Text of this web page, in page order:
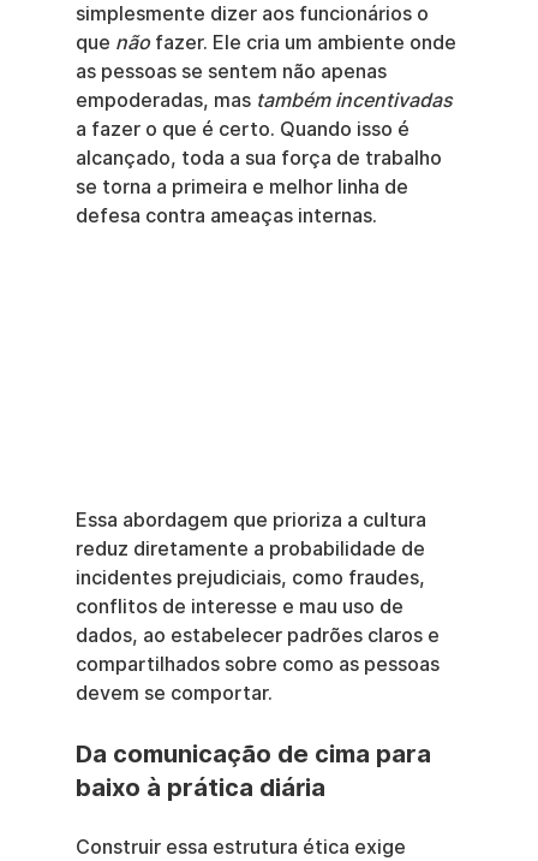
simplesmente dizer aos funcionários o
que não fazer. Ele cria um ambiente onde
as pessoas se sentem não apenas
empoderadas, mas também incentivadas
a fazer o que é certo. Quando isso é
alcançado, toda a sua força de trabalho
se torna a primeira e melhor linha de
defesa contra ameaças internas.
Essa abordagem que prioriza a cultura
reduz diretamente a probabilidade de
incidentes prejudiciais, como fraudes,
conflitos de interesse e mau uso de
dados, ao estabelecer padrões claros e
compartilhados sobre como as pessoas
devem se comportar.
Da comunicação de cima para
baixo à prática diária
Construir essa estrutura ética exige